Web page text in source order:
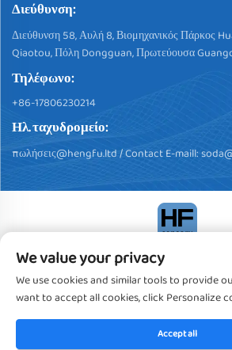
Διεύθυνση:
Διεύθυνση 58, Αυλή 8, Βιομηχανικός Πάρκος
Qiaotou, Πόλη Dongguan, Πρωτεύουσα
Τηλέφωνο:
+86-17806230214
Ηλ. ταχυδρομείο:
πωλήσεις@hengfu.ltd/ Contact E-maill:
Δικαιώματα πνευματικής ιδιοκτησίας ©
Plastic Products Co., Ltd. Πάντα τα
Πολιτική Απορρήτου
We value your privacy
We use cookies and similar tools to provide
want to accept all cookies, click Personalize
Accept all